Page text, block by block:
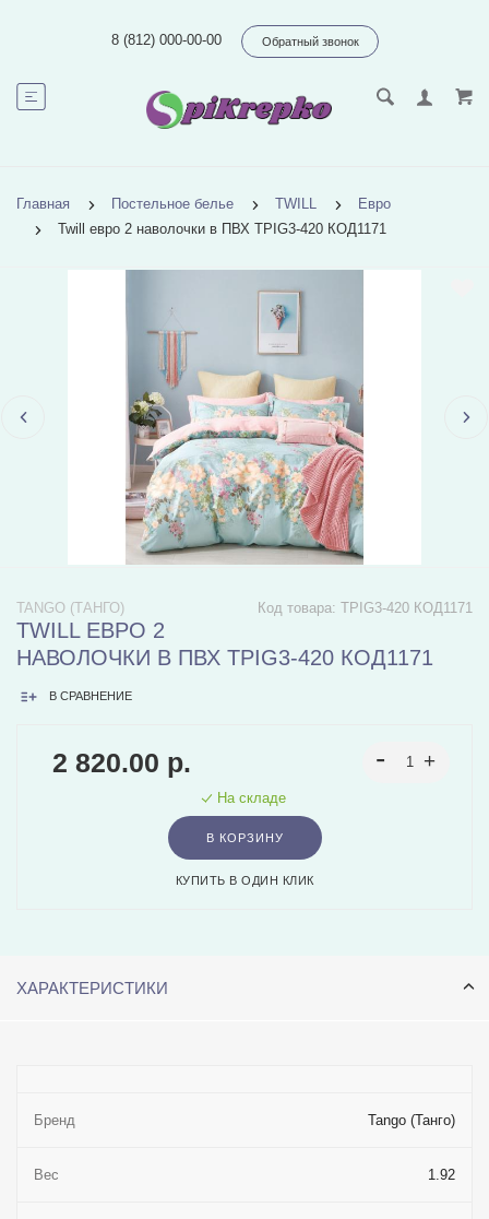
8 (812) 000-00-00 Обратный звонок
Главная Постельное белье TWILL
Евро
Twill евро 2 наволочки в ПВХ TPIG3-420 КОД1171
Код товара: TPIG3-420 КОД1171
TANGO (ТАНГО)
TWILL ЕВРО 2
НАВОЛОЧКИ В ПВХ TPIG3-420 КОД1171
В СРАВНЕНИЕ
2 820.00 р.
На складе
В КОРЗИНУ
КУПИТЬ В ОДИН КЛИК
ХАРАКТЕРИСТИКИ
Бренд Tango (Танго)
Вес 1.92